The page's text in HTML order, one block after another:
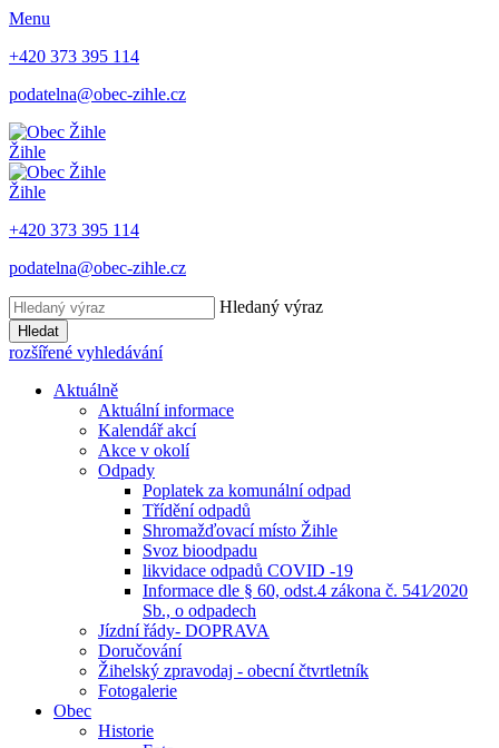
Menu
+420 373 395 114
podatelna@obec-zihle.cz
Žihle
Žihle
+420 373 395 114
podatelna@obec-zihle.cz
Hledaný výraz
Hledat
rozšířené vyhledávání
Aktuálně
Aktuální informace
Kalendář akcí
Akce v okolí
Odpady
Poplatek za komunální odpad
Třídění odpadů
Shromažďovací místo Žihle
Svoz bioodpadu
likvidace odpadů COVID -19
Informace dle § 60, odst.4 zákona č. 541⁄2020
Sb., o odpadech
Jízdní řády- DOPRAVA
Doručování
Žihelský zpravodaj - obecní čtvrtletník
Fotogalerie
Obec
Historie